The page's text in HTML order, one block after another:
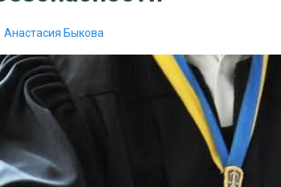
Анастасия Быкова